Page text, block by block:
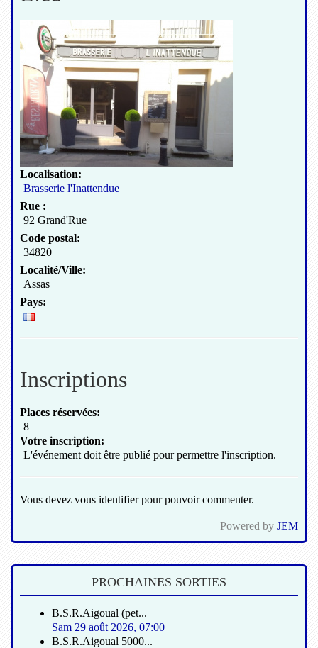
Localisation:
Brasserie l'Inattendue
Rue :
92 Grand'Rue
Code postal:
34820
Localité/Ville:
Assas
Pays:
Inscriptions
Places réservées:
8
Votre inscription:
L'événement doit être publié pour permettre l'inscription.
Vous devez vous identifier pour pouvoir commenter.
Powered by JEM
PROCHAINES SORTIES
B.S.R.Aigoual (pet...
Sam 29 août 2026, 07:00
B.S.R.Aigoual 5000...